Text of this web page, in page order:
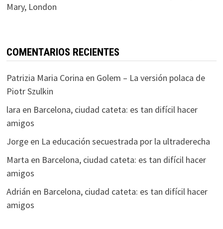
Mary, London
COMENTARIOS RECIENTES
Patrizia Maria Corina en Golem – La versión polaca de
Piotr Szulkin
lara en Barcelona, ciudad cateta: es tan difícil hacer
amigos
Jorgeen La educación secuestrada por la ultraderecha
Marta en Barcelona, ciudad cateta: es tan difícil hacer
amigos
Adrián en Barcelona, ciudad cateta: es tan difícil hacer
amigos